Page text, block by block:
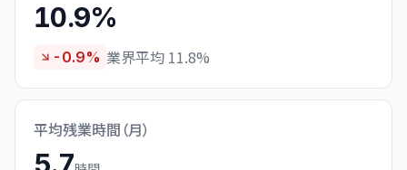
10.9%
-0.9% 業界平均 11.8%
平均残業時間（月）